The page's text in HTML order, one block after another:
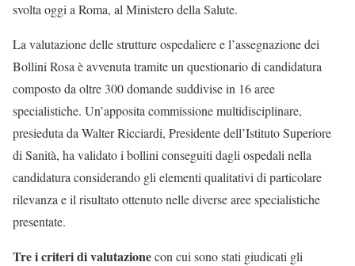
svolta oggi a Roma, al Ministero della Salute.
La valutazione delle strutture ospedaliere e l’assegnazione dei
Bollini Rosa è avvenuta tramite un questionario di candidatura
composto da oltre 300 domande suddivise in 16 aree
specialistiche. Un’apposita commissione multidisciplinare,
presieduta da Walter Ricciardi, Presidente dell’Istituto Superiore
di Sanità, ha validato i bollini conseguiti dagli ospedali nella
candidatura considerando gli elementi qualitativi di particolare
rilevanza e il risultato ottenuto nelle diverse aree specialistiche
presentate.
Tre i criteri di valutazionecon cui sono stati giudicati gli